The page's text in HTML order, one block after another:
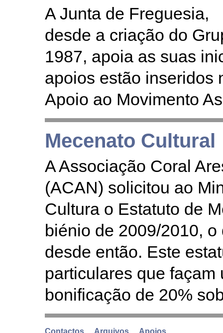
A Junta de Freguesia,
desde a criação do
1987, apoia as suas
apoios estão inseridos
Apoio ao Movimento
Mecenato Cultural
A Associação Coral
(ACAN) solicitou ao
Cultura o Estatuto de
biénio de 2009/2010,
desde então. Este
particulares que
bonificação de 20%